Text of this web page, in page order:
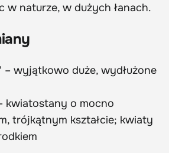
w naturze, w dużych łanach.
– wyjątkowo duże, wydłużone
kwiatostany o mocno
trójkątnym kształcie; kwiaty